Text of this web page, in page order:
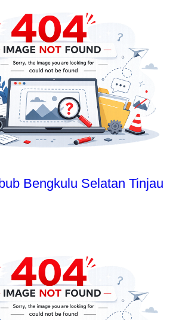
Bengkulu Selatan Tinjau